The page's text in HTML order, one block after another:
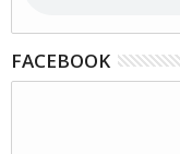
FACEBOOK